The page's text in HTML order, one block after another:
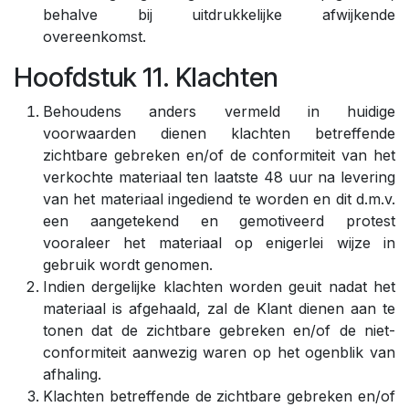
behalve bij uitdrukkelijke afwijkende
overeenkomst.
Hoofdstuk 11. Klachten
Behoudens anders vermeld in huidige
voorwaarden dienen klachten betreffende
zichtbare gebreken en/of de conformiteit van het
verkochte materiaal ten laatste 48 uur na levering
van het materiaal ingediend te worden en dit d.m.v.
een aangetekend en gemotiveerd protest
vooraleer het materiaal op enigerlei wijze in
gebruik wordt genomen.
Indien dergelijke klachten worden geuit nadat het
materiaal is afgehaald, zal de Klant dienen aan te
tonen dat de zichtbare gebreken en/of de niet-
conformiteit aanwezig waren op het ogenblik van
afhaling.
Klachten betreffende de zichtbare gebreken en/of